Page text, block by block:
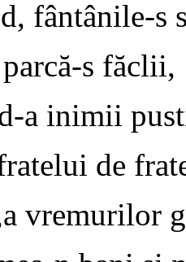
fântânile-s
s făclii,
a inimii
de
vremurilor